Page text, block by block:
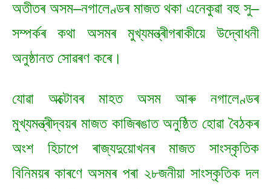
অতীতৰ অসম–নগালেণ্ডৰ মাজত থকা এনেকুৱা বহু সু–
সম্পৰ্কৰ কথা অসমৰ মুখ্যমন্ত্ৰীগৰাকীয়ে উদ্বোধনী
অনুষ্ঠানত সোৱৰণ কৰে।
যোৱা অক্টোবৰ মাহত অসম আৰু নগালেণ্ডৰ
মুখ্যমন্ত্ৰীদ্বয়ৰ মাজত কাজিৰঙাত অনুষ্ঠিত হোৱা বৈঠকৰ
অংশ হিচাপে ৰাজ্যদুয়োখনৰ মাজত সাংস্কৃতিক
বিনিময়ৰ কাৰণে অসমৰ পৰা ২৮জনীয়া সাংস্কৃতিক দল